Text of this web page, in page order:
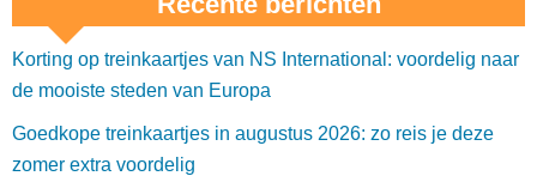
Korting op treinkaartjes van NS International: voordelig naar
de mooiste steden van Europa
Goedkope treinkaartjes in augustus 2026: zo reis je deze
zomer extra voordelig